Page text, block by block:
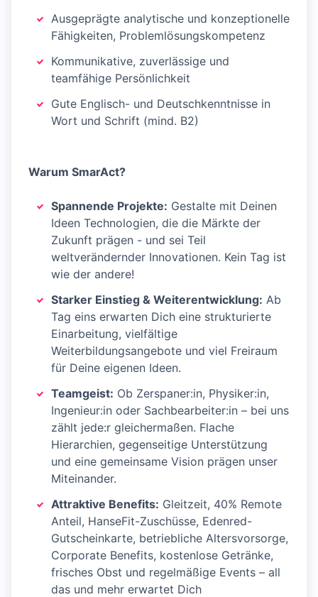
Ausgeprägte analytische und konzeptionelle
Fähigkeiten, Problemlösungskompetenz
Kommunikative, zuverlässige und
teamfähige Persönlichkeit
Gute Englisch- und Deutschkenntnisse in
Wort und Schrift (mind. B2)
Warum SmarAct?
Spannende Projekte: Gestalte mit Deinen
Ideen Technologien, die die Märkte der
Zukunft prägen - und sei Teil
weltverändernder Innovationen. Kein Tag ist
wie der andere!
Starker Einstieg & Weiterentwicklung: Ab
Tag eins erwarten Dich eine strukturierte
Einarbeitung, vielfältige
Weiterbildungsangebote und viel Freiraum
für Deine eigenen Ideen.
Teamgeist: Ob Zerspaner:in, Physiker:in,
Ingenieur:in oder Sachbearbeiter:in – bei uns
zählt jede:r gleichermaßen. Flache
Hierarchien, gegenseitige Unterstützung
und eine gemeinsame Vision prägen unser
Miteinander.
Attraktive Benefits: Gleitzeit, 40% Remote
Anteil, HanseFit-Zuschüsse, Edenred-
Gutscheinkarte, betriebliche Altersvorsorge,
Corporate Benefits, kostenlose Getränke,
frisches Obst und regelmäßige Events – all
das und mehr erwartet Dich